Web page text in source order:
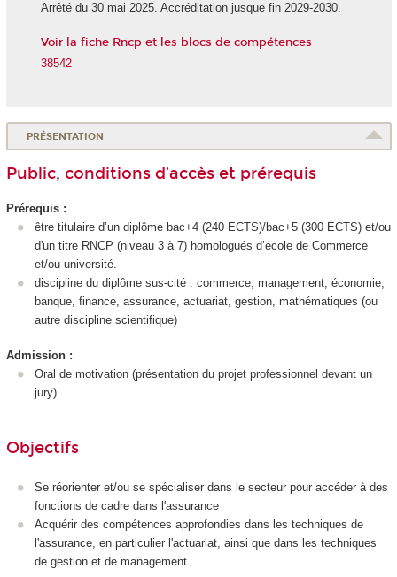
Arrêté du 30 mai 2025. Accréditation jusque fin 2029-2030.
Voir la fiche Rncp et les blocs de compétences
38542
PRÉSENTATION
Public, conditions d’accès et prérequis
Prérequis :
être titulaire d’un diplôme bac+4 (240 ECTS)/bac+5 (300 ECTS) et/ou
d'un titre RNCP (niveau 3 à 7) homologués d’école de Commerce
et/ou université.
discipline du diplôme sus-cité : commerce, management, économie,
banque, finance, assurance, actuariat, gestion, mathématiques (ou
autre discipline scientifique)
Admission :
Oral de motivation (présentation du projet professionnel devant un
jury)
Objectifs
Se réorienter et/ou se spécialiser dans le secteur pour accéder à des
fonctions de cadre dans l'assurance
Acquérir des compétences approfondies dans les techniques de
l'assurance, en particulier l'actuariat, ainsi que dans les techniques
de gestion et de management.